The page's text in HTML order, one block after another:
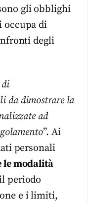
gli obblighi
occupa di
degli
di
da dimostrare la
ad
”. Ai
personali
le modalità
periodo
e i limiti,